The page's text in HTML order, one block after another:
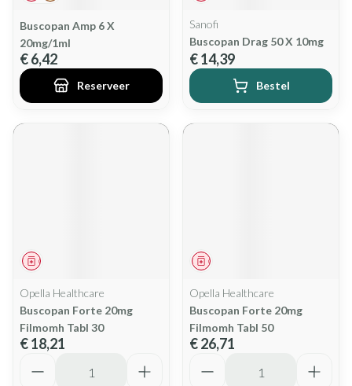
Buscopan Amp 6 X
20mg/1ml
€ 6,42
Reserveer
Sanofi
Buscopan Drag 50 X 10mg
€ 14,39
Bestel
Geneesmiddel
Opella Healthcare
Buscopan Forte 20mg
Filmomh Tabl 30
€ 18,21
Geneesmiddel
Opella Healthcare
Buscopan Forte 20mg
Filmomh Tabl 50
€ 26,71